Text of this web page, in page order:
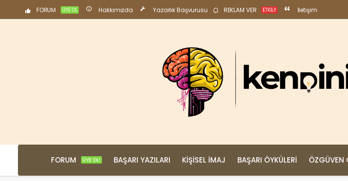
FORUM ÜYE OL Hakkımızda Yazarlık Başvurusu REKLAM VER ETKILI! İletişim
FORUM ÜYE OL! BAŞARI YAZILARI KIŞISEL İMAJ BAŞARI ÖYKÜLERI ÖZGÜVEN